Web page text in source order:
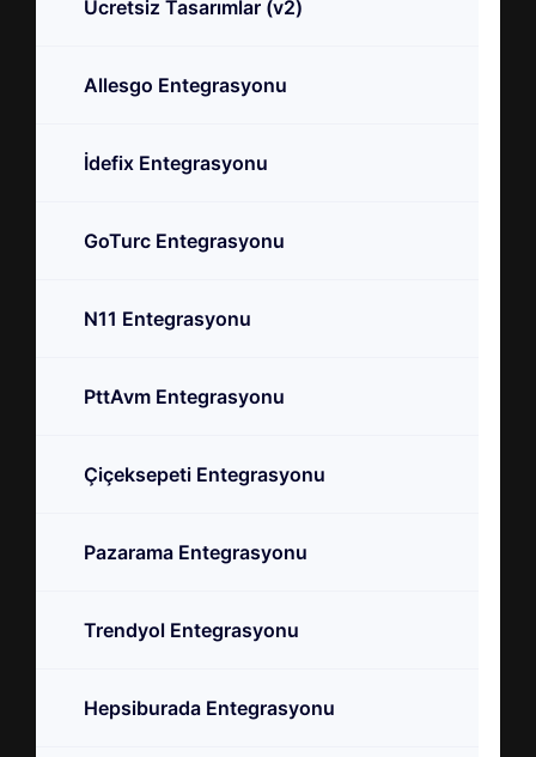
Ücretsiz Tasarımlar (v2)
Allesgo Entegrasyonu
İdefix Entegrasyonu
GoTurc Entegrasyonu
N11 Entegrasyonu
PttAvm Entegrasyonu
Çiçeksepeti Entegrasyonu
Pazarama Entegrasyonu
Trendyol Entegrasyonu
Hepsiburada Entegrasyonu